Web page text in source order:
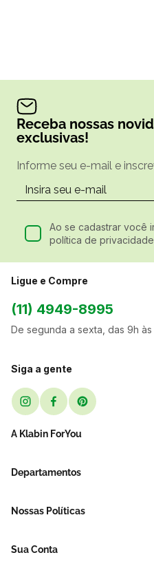
Receba nossas
exclusivas!
Informe seu e-mail e
Ao se cadastrar você
política de
Ligue e Compre
(11) 4949-8995
De segunda a sexta, das 9h às
Siga a gente
A Klabin ForYou
Black Friday
Blog
Departamentos
Sacos e Sacolas
Acessórios Para Embalagens
Nossas Políticas
Política de Devolução e
Sua Conta